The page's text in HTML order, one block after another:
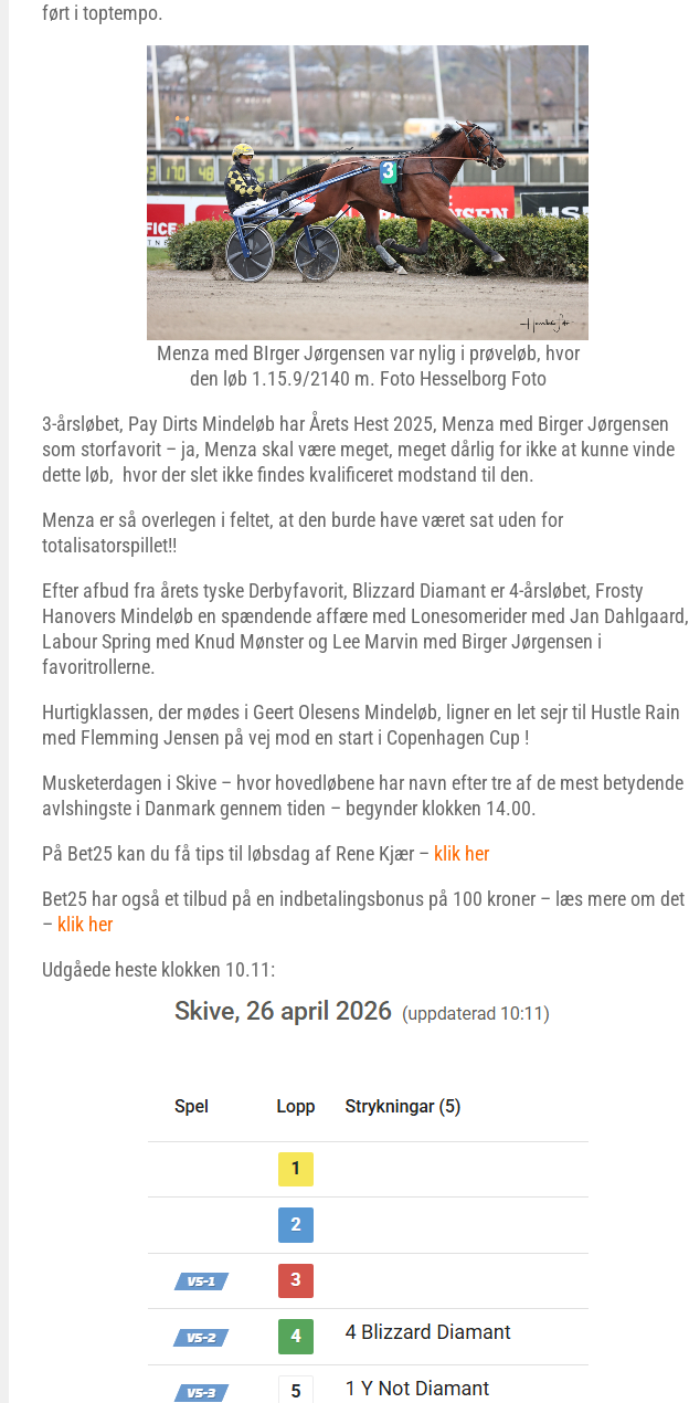
ført i toptempo.
Menza med BIrger Jørgensen var nylig i prøveløb, hvor
den løb 1.15.9/2140 m. Foto Hesselborg Foto
3-årsløbet, Pay Dirts Mindeløb har Årets Hest 2025, Menza med Birger Jørgensen
som storfavorit – ja, Menza skal være meget, meget dårlig for ikke at kunne vinde
dette løb, hvor der slet ikke findes kvalificeret modstand til den.
Menza er så overlegen i feltet, at den burde have været sat uden for
totalisatorspillet!!
Efter afbud fra årets tyske Derbyfavorit, Blizzard Diamant er 4-årsløbet, Frosty
Hanovers Mindeløb en spændende affære med Lonesomerider med Jan Dahlgaard,
Labour Spring med Knud Mønster og Lee Marvin med Birger Jørgensen i
favoritrollerne.
Hurtigklassen, der mødes i Geert Olesens Mindeløb, ligner en let sejr til Hustle Rain
med Flemming Jensen på vej mod en start i Copenhagen Cup !
Musketerdagen i Skive – hvor hovedløbene har navn efter tre af de mest betydende
avlshingste i Danmark gennem tiden – begynder klokken 14.00.
På Bet25 kan du få tips til løbsdag af Rene Kjær – klik her
Bet25 har også et tilbud på en indbetalingsbonus på 100 kroner – læs mere om det
– klik her
Udgåede heste klokken 10.11: